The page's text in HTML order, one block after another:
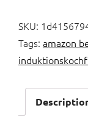
SKU:
Tags: amazon